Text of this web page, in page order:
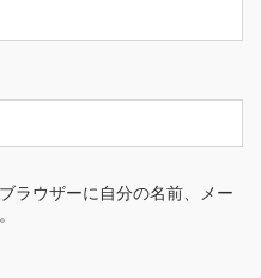
ラウザーに自分の名前、メー